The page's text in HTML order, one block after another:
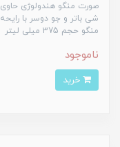
صورت منگو هندولوژی حاوی
شی باتر و جو دوسر با رایحه
منگو حجم 375 میلی لیتر
ناموجود